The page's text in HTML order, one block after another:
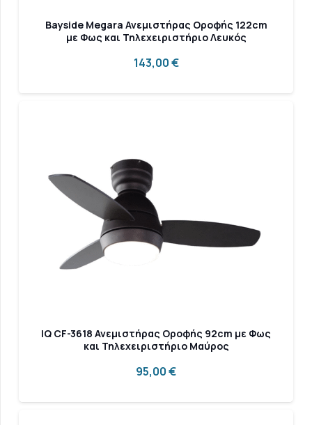
Bayside Megara Ανεμιστήρας Οροφής 122cm
με Φως και Τηλεχειριστήριο Λευκός
143,00€
IQ CF-3618 Ανεμιστήρας Οροφής 92cm με Φως
και Τηλεχειριστήριο Μαύρος
95,00€